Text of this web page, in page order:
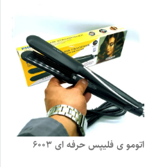
اتومو ی فلیپس حرفه ای 6003